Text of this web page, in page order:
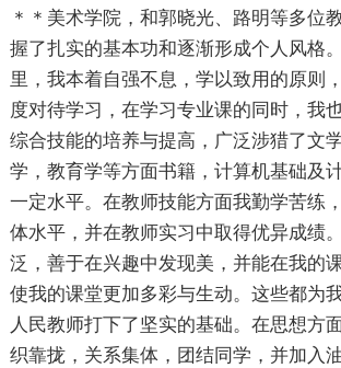
＊＊美术学院，和郭晓光、路明等多位
握了扎实的基本功和逐渐形成个人风格
里，我本着自强不息，学以致用的原则
度对待学习，在学习专业课的同时，我
综合技能的培养与提高，广泛涉猎了文
学，教育学等方面书籍，计算机基础及
一定水平。在教师技能方面我勤学苦练
体水平，并在教师实习中取得优异成绩
泛，善于在兴趣中发现美，并能在我的
使我的课堂更加多彩与生动。这些都为
人民教师打下了坚实的基础。在思想方
织靠拢，关系集体，团结同学，并加入